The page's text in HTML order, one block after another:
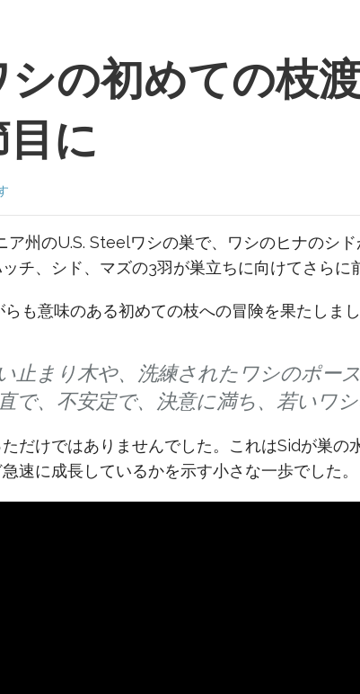
の初めての枝
に
州のU.S. Steelワシの巣で、ワシのヒナのシ
チ、シド、マズの3羽が巣立ちに向けてさらに
も意味のある初めての枝への冒険を果たしまし
止まり木や、洗練されたワシのポー
で、不安定で、決意に満ち、若いワ
だけではありませんでした。これはSidが巣
速に成長しているかを示す小さな一歩でした。